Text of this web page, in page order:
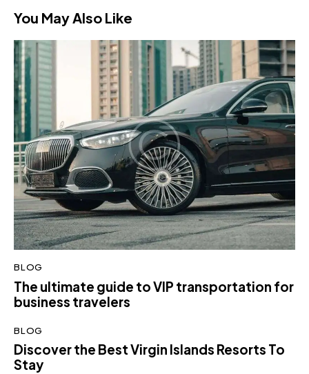
You May Also Like
BLOG
The ultimate guide to VIP transportation for
business travelers
BLOG
Discover the Best Virgin Islands Resorts To
Stay